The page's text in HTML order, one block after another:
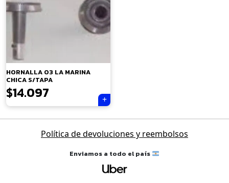
HORNALLA 03 LA MARINA
CHICA S/TAPA
$14.097
Política de devoluciones y reembolsos
Enviamos a todo el país
Tu carrito está vacío.
Agregá un producto y aparecerá acá